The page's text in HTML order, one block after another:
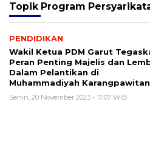
Topik Program
PENDIDIKAN
Wakil Ketua PDM Garut
Peran Penting Majelis dan
Dalam Pelantikan di
Muhammadiyah Karangpawitan
Senin, 20 November 2023 - 17:07 WIB